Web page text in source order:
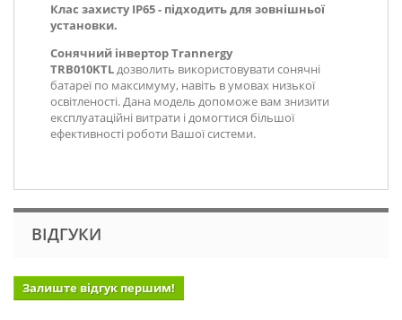
Клас захисту IP65 - підходить для зовнішньої
установки.
Сонячний інвертор Trannergy
TRB010KTLдозволить використовувати сонячні
батареї по максимуму, навіть в умовах низької
освітленості. Дана модель допоможе вам знизити
експлуатаційні витрати і домогтися більшої
ефективності роботи Вашої системи.
ВІДГУКИ
Залиште відгук першим!